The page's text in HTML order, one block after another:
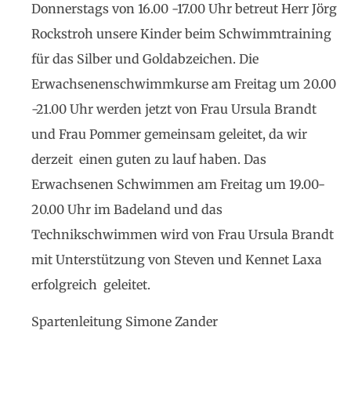
Donnerstags von 16.00 -17.00 Uhr betreut Herr Jörg
Rockstroh unsere Kinder beim Schwimmtraining
für das Silber und Goldabzeichen. Die
Erwachsenenschwimmkurse am Freitag um 20.00
-21.00 Uhr werden jetzt von Frau Ursula Brandt
und Frau Pommer gemeinsam geleitet, da wir
derzeit einen guten zu lauf haben. Das
Erwachsenen Schwimmen am Freitag um 19.00-
20.00 Uhr im Badeland und das
Technikschwimmen wird von Frau Ursula Brandt
mit Unterstützung von Steven und Kennet Laxa
erfolgreich geleitet.
Spartenleitung Simone Zander